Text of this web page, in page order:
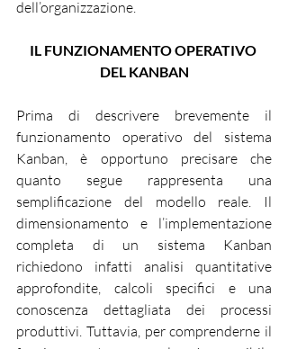
dell’organizzazione.
IL FUNZIONAMENTO OPERATIVO
DEL KANBAN
Prima di descrivere brevemente il
funzionamento operativo del sistema
Kanban, è opportuno precisare che
quanto segue rappresenta una
semplificazione del modello reale. Il
dimensionamento e l’implementazione
completa di un sistema Kanban
richiedono infatti analisi quantitative
approfondite, calcoli specifici e una
conoscenza dettagliata dei processi
produttivi. Tuttavia, per comprenderne il